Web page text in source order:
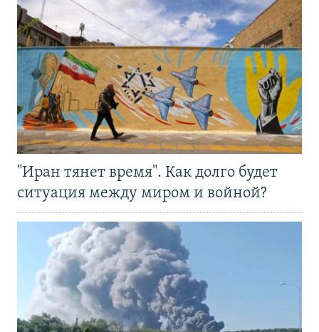
"Иран тянет время". Как долго будет
ситуация между миром и войной?